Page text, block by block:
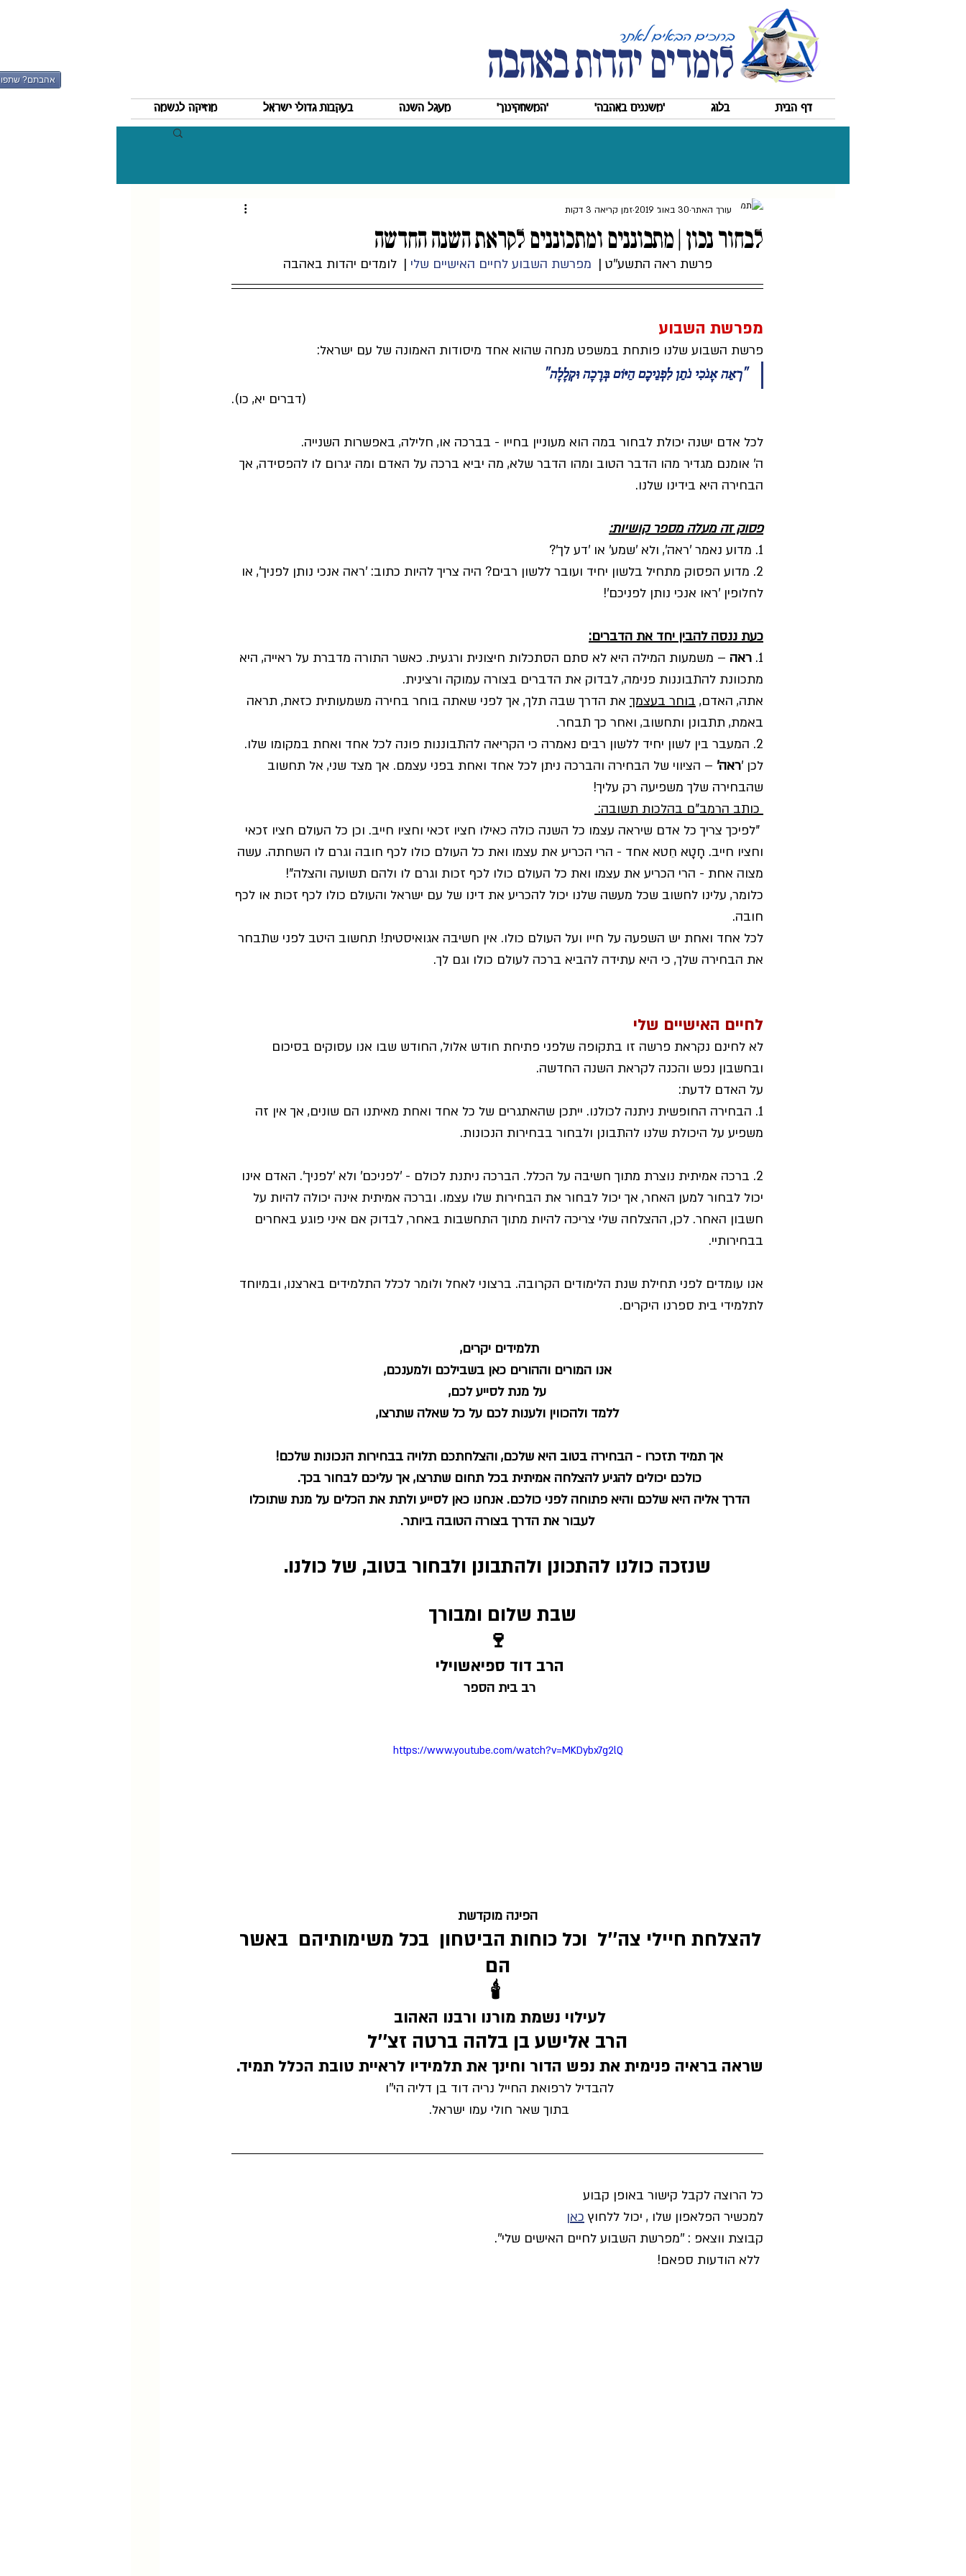
אהבתם? שתפו לומדים יהדות באהבה
דף הבית בלוג 'משננים באהבה' 'המשחקינוך' מעגל השנה בעקבות גדולי ישראל מוזיקה לנשמה
לבחור נכון | מתבוננים ומתכוננים לקראת השנה החדשה
עורך האתר 30 באוג׳ 2019 זמן קריאה 3 דקות
פרשת ראה התשע''ט | מפרשת השבוע לחיים האישיים שלי |  לומדים יהדות באהבה
מפרשת השבוע
פרשת השבוע שלנו פותחת במשפט מנחה שהוא אחד מיסודות האמונה של עם ישראל:
"רְאֵה אָנֹכִי נֹתֵן לִפְנֵיכֶם הַיּוֹם בְּרָכָה וּקְלָלָה"
(דברים יא, כו).
לכל אדם ישנה יכולת לבחור במה הוא מעוניין בחייו - בברכה או, חלילה, באפשרות השנייה.
ה' אומנם מגדיר מהו הדבר הטוב ומהו הדבר שלא, מה יביא ברכה על האדם ומה יגרום לו להפסידה, אך
הבחירה היא בידינו שלנו.
פסוק זה מעלה מספר קושיות:
1. מדוע נאמר 'ראה', ולא 'שמע' או 'דע לך'?
2. מדוע הפסוק מתחיל בלשון יחיד ועובר ללשון רבים? היה צריך להיות כתוב: 'ראה אנכי נותן לפניך', או
לחלופין 'ראו אנכי נותן לפניכם'!
כעת ננסה להבין יחד את הדברים:
1. ראה – משמעות המילה היא לא סתם הסתכלות חיצונית ורגעית. כאשר התורה מדברת על ראייה, היא
מתכוונת להתבוננות פנימה, לבדוק את הדברים בצורה עמוקה ורצינית.
אתה, האדם, בוחר בעצמך את הדרך שבה תלך, אך לפני שאתה בוחר בחירה משמעותית כזאת, תראה
באמת, תתבונן ותחשוב, ואחר כך תבחר.
2. המעבר בין לשון יחיד ללשון רבים נאמרה כי הקריאה להתבוננות פונה לכל אחד ואחת במקומו שלו.
לכן 'ראה' – הציווי של הבחירה והברכה ניתן לכל אחד ואחת בפני עצמם. אך מצד שני, אל תחשוב
שהבחירה שלך משפיעה רק עליך!
"לפיכך צריך כל אדם שיראה עצמו כל השנה כולה כאילו חציו זכאי וחציו חייב. וכן כל העולם חציו זכאי
וחציו חייב. חָטָא חֵטא אחד - הרי הכריע את עצמו ואת כל העולם כולו לכף חובה וגרם לו השחתה. עשה
מצוה אחת - הרי הכריע את עצמו ואת כל העולם כולו לכף זכות וגרם לו ולהם תשועה והצלה"!
כלומר, עלינו לחשוב שכל מעשה שלנו יכול להכריע את דינו של עם ישראל והעולם כולו לכף זכות או לכף
חובה.
לכל אחד ואחת יש השפעה על חייו ועל העולם כולו. אין חשיבה אגואיסטית! תחשוב היטב לפני שתבחר
את הבחירה שלך, כי היא עתידה להביא ברכה לעולם כולו וגם לך.
לחיים האישיים שלי
לא לחינם נקראת פרשה זו בתקופה שלפני פתיחת חודש אלול, החודש שבו אנו עסוקים בסיכום
ובחשבון נפש והכנה לקראת השנה החדשה.
על האדם לדעת:
1. הבחירה החופשית ניתנה לכולנו. ייתכן שהאתגרים של כל אחד ואחת מאיתנו הם שונים, אך אין זה
משפיע על היכולת שלנו להתבונן ולבחור בבחירות הנכונות.
2. ברכה אמיתית נוצרת מתוך חשיבה על הכלל. הברכה ניתנת לכולם - 'לפניכם' ולא 'לפניך'. האדם אינו
יכול לבחור למען האחר, אך יכול לבחור את הבחירות שלו עצמו. וברכה אמיתית אינה יכולה להיות על
חשבון האחר. לכן, ההצלחה שלי צריכה להיות מתוך התחשבות באחר, לבדוק אם איני פוגע באחרים
בבחירותיי.
אנו עומדים לפני תחילת שנת הלימודים הקרובה. ברצוני לאחל ולומר לכלל התלמידים בארצנו, ובמיוחד
לתלמידי בית ספרנו היקרים.
תלמידים יקרים,
אנו המורים וההורים כאן בשבילכם ולמענכם,
ללמד ולהכווין ולענות לכם על כל שאלה שתרצו,
אך תמיד תזכרו - הבחירה בטוב היא שלכם, והצלחתכם תלויה בבחירות הנכונות שלכם!
כולכם יכולים להגיע להצלחה אמיתית בכל תחום שתרצו, אך עליכם לבחור בכך.
הדרך אליה היא שלכם והיא פתוחה לפני כולכם. אנחנו כאן לסייע ולתת את הכלים על מנת שתוכלו
לעבור את הדרך בצורה הטובה ביותר.
שנזכה כולנו להתכונן ולהתבונן ולבחור בטוב, של כולנו.
שבת שלום ומבורך
🍷
הרב דוד ספיאשוילי
רב בית הספר
https://www.youtube.com/watch?v=MKDybx7g2lQ
הפינה מוקדשת
להצלחת חיילי צה''ל  וכל כוחות הביטחון  בכל משימותיהם  באשר
הם
🕯
לעילוי נשמת מורנו ורבנו האהוב
הרב אלישע בן בלהה ברטה זצ''ל
שראה בראיה פנימית את נפש הדור וחינך את תלמידיו לראיית טובת הכלל תמיד.
להבדיל לרפואת החייל נריה דוד בן דליה הי''ו
בתוך שאר חולי עמו ישראל.
כל הרוצה לקבל קישור באופן קבוע
למכשיר הפלאפון שלו , יכול ללחוץ כאן
קבוצת ווצאפ : ''מפרשת השבוע לחיים האישים שלי''.